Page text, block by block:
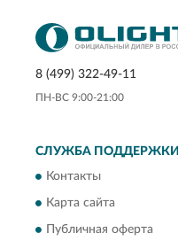
8 (499) 322-49-11
ПН-ВС 9:00-21:00
СЛУЖБА ПОДДЕРЖКИ
Контакты
Карта сайта
Публичная оферта